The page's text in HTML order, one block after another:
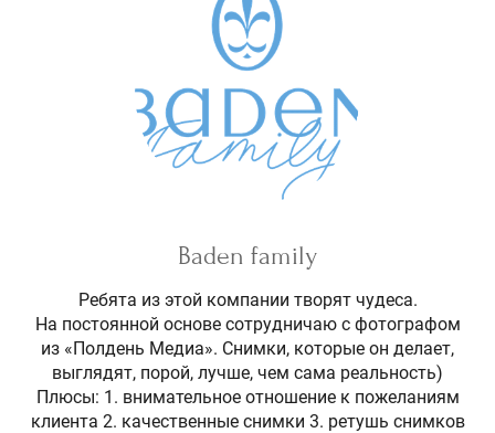
Baden family
Ребята из этой компании творят чудеса.
На постоянной основе сотрудничаю с фотографом
из «Полдень Медиа». Снимки, которые он делает,
выглядят, порой, лучше, чем сама реальность)
Плюсы: 1. внимательное отношение к пожеланиям
клиента 2. качественные снимки 3. ретушь снимков